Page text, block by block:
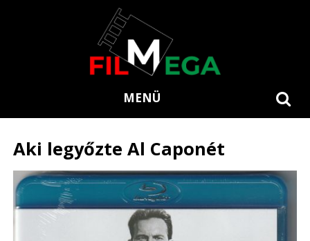
MENÜ
Aki legyőzte Al Caponét